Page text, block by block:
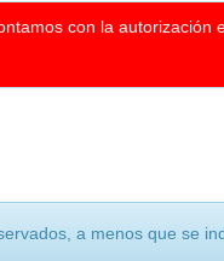
con la
a menos que se